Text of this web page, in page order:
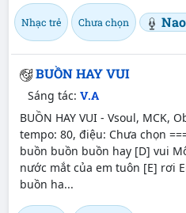
Nhạc trẻ Chưa chọn
BUỒN HAY VUI
Sáng tác: V.A
BUỒN HAY VUI - Vsoul, MCK,
tempo: 80, điệu: Chưa chọn
buồn buồn buồn hay [D] vui
nước mắt của em tuôn [E] rơi
buồn ha...